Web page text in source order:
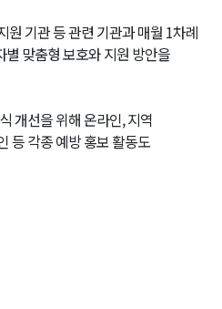
원 기관 등 관련 기관과 매월 1차례
맞춤형 보호와 지원 방안을
개선을 위해 온라인, 지역
등 각종 예방 홍보 활동도